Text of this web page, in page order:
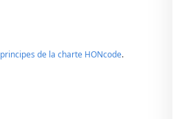
principes de la charte HONcode.